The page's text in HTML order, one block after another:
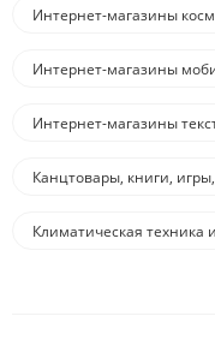
Интернет-магазины
Интернет-магазины
Интернет-магазины
Канцтовары, книги,
Климатическая техника